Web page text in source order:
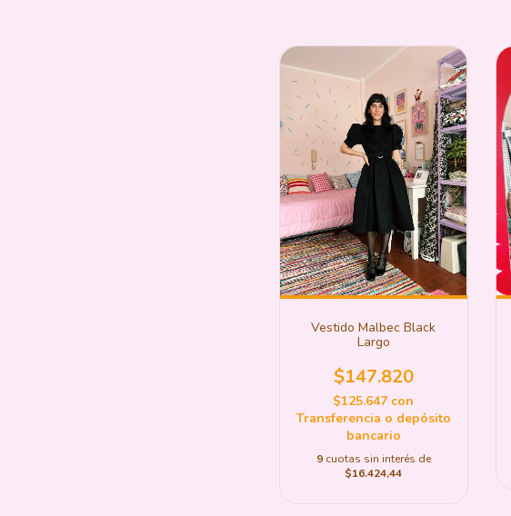
Vestido Malbec Black
Largo
$147.820
$125.647 con
Transferencia o depósito
bancario
9 cuotas sin interés de
$16.424,44